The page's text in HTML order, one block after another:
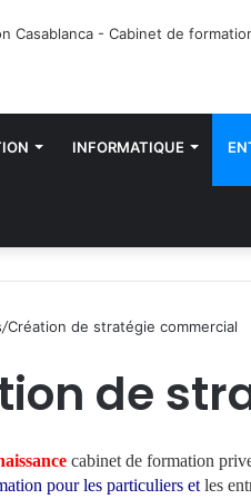
INFORMATIQUE
/Création de stratégie commercial
de
cabinet de formation
pour les particuliers et les